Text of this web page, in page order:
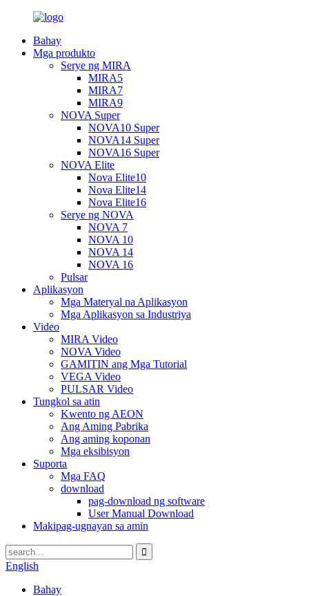
Bahay
Mga produkto
Serye ng MIRA
MIRA5
MIRA7
MIRA9
NOVA Super
NOVA10 Super
NOVA14 Super
NOVA16 Super
NOVA Elite
Nova Elite10
Nova Elite14
Nova Elite16
Serye ng NOVA
NOVA 7
NOVA 10
NOVA 14
NOVA 16
Pulsar
Aplikasyon
Mga Materyal na Aplikasyon
Mga Aplikasyon sa Industriya
Video
MIRA Video
NOVA Video
GAMITIN ang Mga Tutorial
VEGA Video
PULSAR Video
Tungkol sa atin
Kwento ng AEON
Ang Aming Pabrika
Ang aming koponan
Mga eksibisyon
Suporta
Mga FAQ
download
pag-download ng software
User Manual Download
Makipag-ugnayan sa amin
English
Bahay